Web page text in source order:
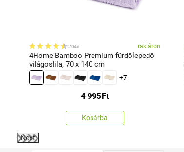
204x raktáron
4Home Bamboo Premium fürdőlepedő
világoslila, 70 x 140 cm
+7
4 995Ft
Kosárba
Next